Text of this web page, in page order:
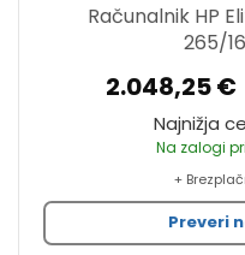
Računalnik HP
265/
2.048,25 €
Najnižja
Na zalogi
+
Preveri